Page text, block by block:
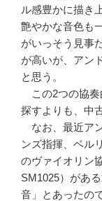
ル感豊かに描き
艶やかな音色も
がいっそう見事
が高いが、アン
と思う。
この2つの協奏
探すよりも、中
なお、最近ア
ンズ指揮、ベル
のヴァイオリン
SM1025）があ
音」とあったの